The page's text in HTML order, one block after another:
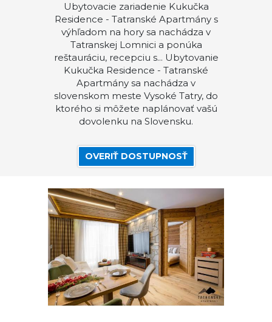
Ubytovacie zariadenie Kukučka
Residence - Tatranské Apartmány s
výhľadom na hory sa nachádza v
Tatranskej Lomnici a ponúka
reštauráciu, recepciu s... Ubytovanie
Kukučka Residence - Tatranské
Apartmány sa nachádza v
slovenskom meste Vysoké Tatry, do
ktorého si môžete naplánovať vašú
dovolenku na Slovensku.
OVERIŤ DOSTUPNOSŤ